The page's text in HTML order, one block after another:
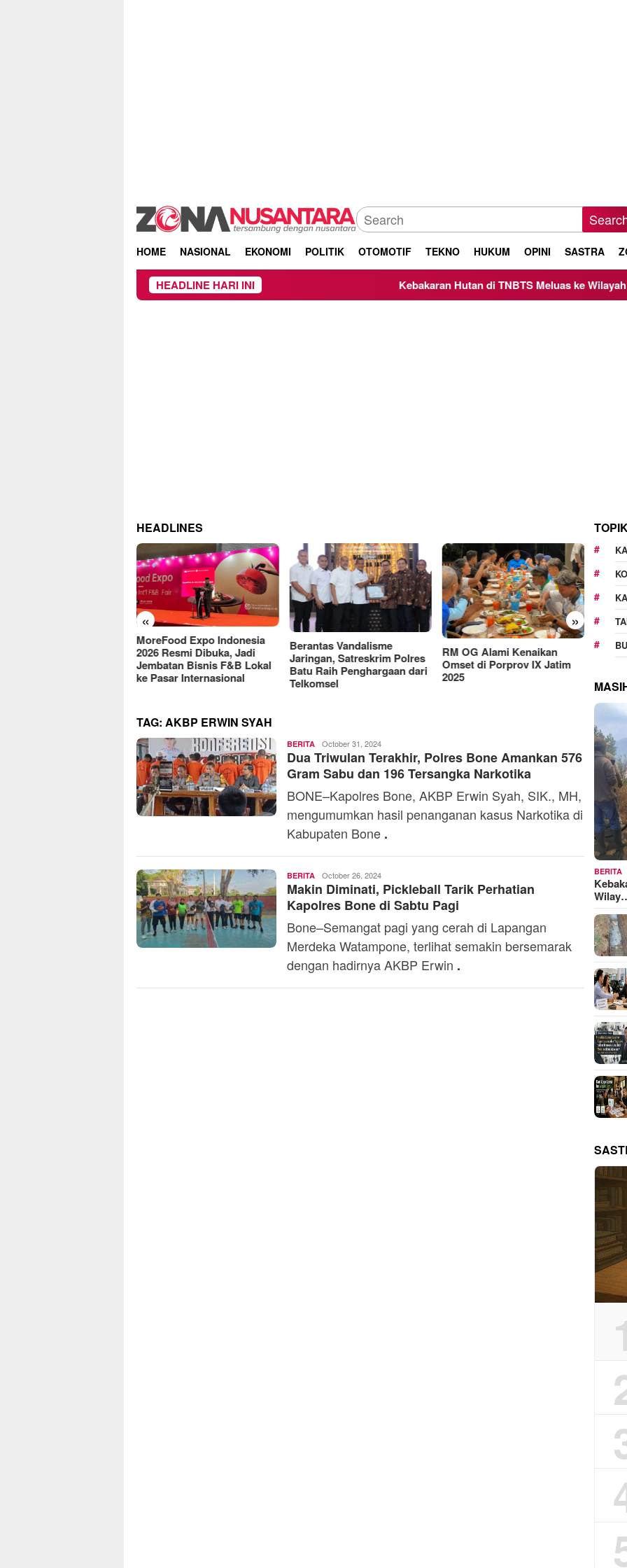
HOME NASIONAL EKONOMI POLITIK OTOMOTIF TEKNO HUKUM OPINI SASTRA
HEADLINE HARI INI Kebakaran Hutan di TNBTS Meluas ke Wilayah
HEADLINES
« »
Berantas Vandalisme
Jaringan, Satreskrim Polres
Batu Raih Penghargaan dari
Telkomsel
RM OG Alami Kenaikan
Omset di Porprov IX Jatim
2025
Manjakan Pelanggan,
Indosat Luncurkan IM3
Platinum dengan Sentuhan
AI dalam Tiap Fiturnya
RAT
TAG: AKBP ERWIN SYAH
BERITA Admin
October 31, 2024
Dua Triwulan Terakhir, Polres Bone Amankan 576
Gram Sabu dan 196 Tersangka Narkotika
BONE–Kapolres Bone, AKBP Erwin Syah, SIK., MH,
mengumumkan hasil penanganan kasus Narkotika di
Kabupaten Bone .
BERITA Admin
October 26, 2024
Makin Diminati, Pickleball Tarik Perhatian
Kapolres Bone di Sabtu Pagi
Bone–Semangat pagi yang cerah di Lapangan
Merdeka Watampone, terlihat semakin bersemarak
dengan hadirnya AKBP Erwin .
BERITA